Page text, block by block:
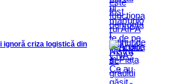
ignoră criza logistică din